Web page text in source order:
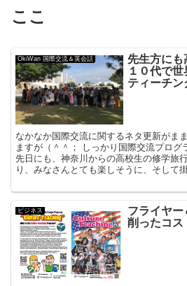
ここ
OkiWan 国際交流＆英会話
先生方に
１０代で
ティーチン
なかなか国際交流に関するネタ更新がま
ますが（＾＾； しっかり国際交流プログ
先日にも、神奈川からの高校生の修学旅
り、みなさんとても楽しそうに、そして掛
ビジネス
フライヤー
削ったコス